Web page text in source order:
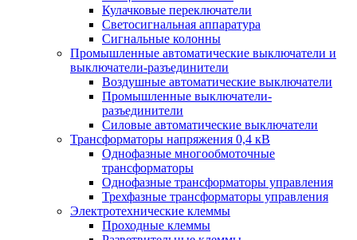
Кулачковые переключатели
Светосигнальная аппаратура
Сигнальные колонны
Промышленные автоматические выключатели и
выключатели-разъединители
Воздушные автоматические выключатели
Промышленные выключатели-
разъединители
Силовые автоматические выключатели
Трансформаторы напряжения 0,4 кВ
Однофазные многообмоточные
трансформаторы
Однофазные трансформаторы управления
Трехфазные трансформаторы управления
Электротехнические клеммы
Проходные клеммы